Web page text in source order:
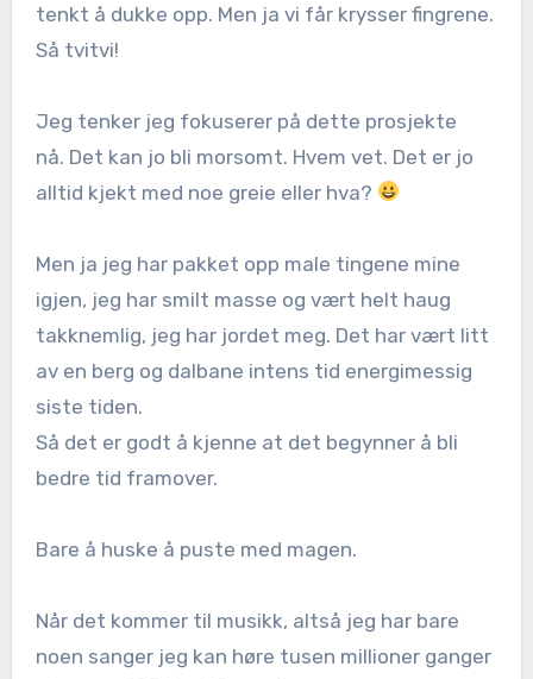
tenkt å dukke opp. Men ja vi får krysser fingrene.
Så tvitvi!
Jeg tenker jeg fokuserer på dette prosjekte
nå. Det kan jo bli morsomt. Hvem vet. Det er jo
alltid kjekt med noe greie eller hva?
Men ja jeg har pakket opp male tingene mine
igjen, jeg har smilt masse og vært helt haug
takknemlig, jeg har jordet meg. Det har vært litt
av en berg og dalbane intens tid energimessig
siste tiden.
Så det er godt å kjenne at det begynner å bli
bedre tid framover.
Bare å huske å puste med magen.
Når det kommer til musikk, altså jeg har bare
noen sanger jeg kan høre tusen millioner ganger